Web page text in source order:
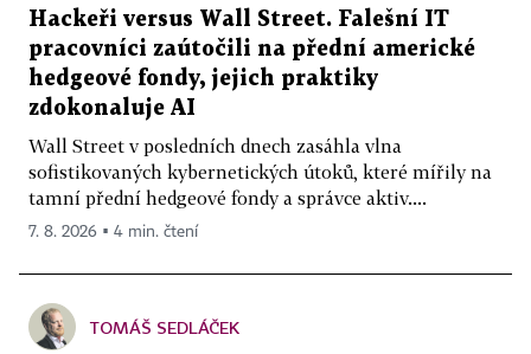
Hackeři versus Wall Street. Falešní IT
pracovníci zaútočili na přední americké
hedgeové fondy, jejich praktiky
zdokonaluje AI
Wall Street v posledních dnech zasáhla vlna
sofistikovaných kybernetických útoků, které mířily na
tamní přední hedgeové fondy a správce aktiv....
7. 8. 2026 ▪ 4 min. čtení
TOMÁŠ SEDLÁČEK